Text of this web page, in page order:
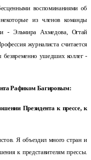
воспоминаниями об
из членов команды
- Эльмира Ахмедова, Огтай
журналиста считается
ушедших коллег -
Рафиком Багировым:
Президента к прессе, к
Я объездил много стран и
к представителям прессы.